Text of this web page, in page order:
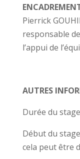
Pierrick
responsable
l’appui de
AUTRES
Durée du
Début du
cela peut être